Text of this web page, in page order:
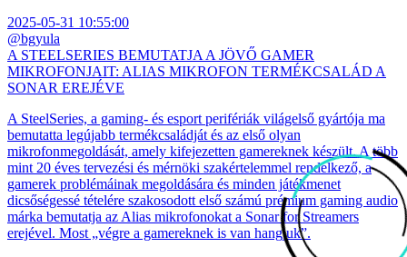
2025-05-31 10:55:00
@bgyula
A STEELSERIES BEMUTATJA A JÖVŐ GAMER
MIKROFONJAIT: ALIAS MIKROFON TERMÉKCSALÁD A
SONAR EREJÉVE
A SteelSeries, a gaming- és esport perifériák világelső gyártója ma
bemutatta legújabb termékcsaládját és az első olyan
mikrofonmegoldását, amely kifejezetten gamereknek készült. A több
mint 20 éves tervezési és mérnöki szakértelemmel rendelkező, a
gamerek problémáinak megoldására és minden játékmenet
dicsőségessé tételére szakosodott első számú prémium gaming audio
márka bemutatja az Alias mikrofonokat a Sonar for Streamers
erejével. Most „végre a gamereknek is van hangjuk”.